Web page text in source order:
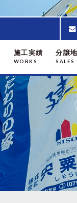
施工実績
WORKS
分譲
SALES